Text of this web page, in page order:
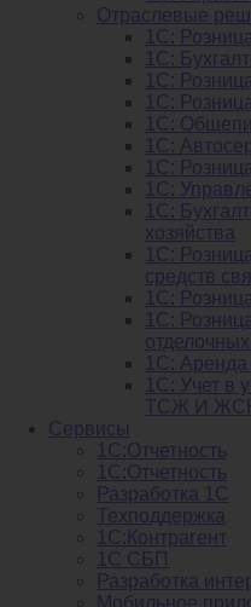
Отраслевые
1С:
1С:
1С:
1С:
1C:
1С:
1С:
1С:
1С:
хозяйства
1С:
средств
1С:
1С:
1С: Аренда
1C: Учет в
ТСЖ И
Сервисы
1С:Отчетность
1С:Отчетность
Разработка 1С
Техподдержка
1С:Контрагент
1С СБП
Разработка
Мобильное